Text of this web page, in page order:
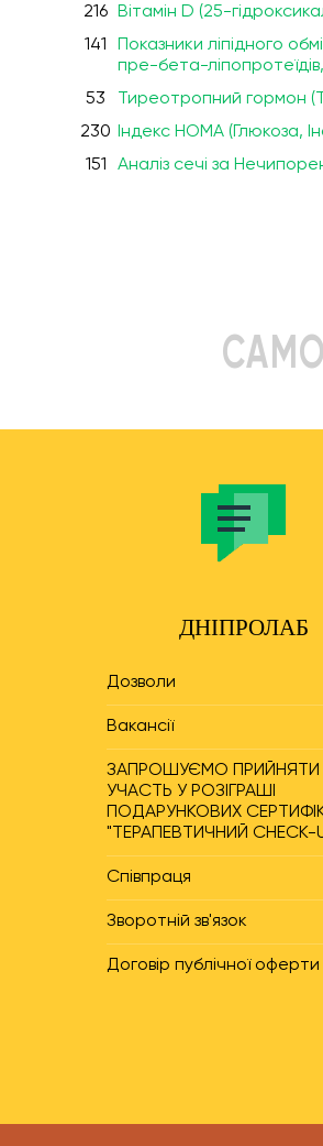
216 Вітамін D (25-
141
Показники ліпідного
пре-бета-
53 Тиреотропний гормон
230 Індекс НОМА (Глюкоза,
151 Аналіз сечі за
ДНІПРОЛАБ
Дозволи
Вакансії
ЗАПРОШУЄМО ПРИЙНЯТИ
УЧАСТЬ У РОЗІГРАШІ
ПОДАРУНКОВИХ
"ТЕРАПЕВТИЧНИЙ CHECK-
Співпраця
Зворотній зв'язок
Договір публічної оферти